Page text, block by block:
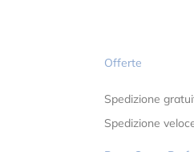
Offerte
Spedizione
Spedizione